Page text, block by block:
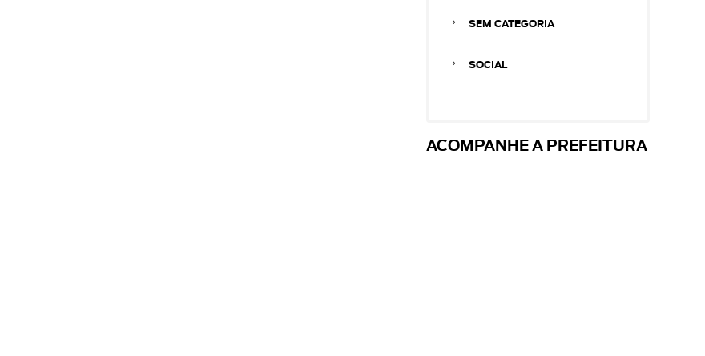
SEM CATEGORIA
SOCIAL
ACOMPANHE A PREFEITURA